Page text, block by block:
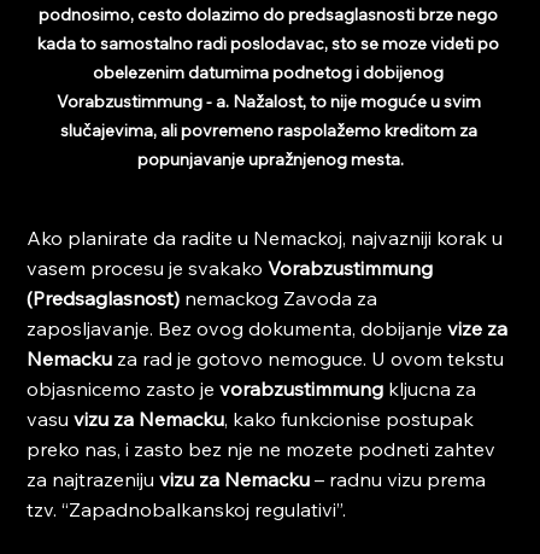
podnosimo, cesto dolazimo do predsaglasnosti brze nego
kada to samostalno radi poslodavac, sto se moze videti po
obelezenim datumima podnetog i dobijenog
Vorabzustimmung - a. Nažalost, to nije moguće u svim
slučajevima, ali povremeno raspolažemo kreditom za
popunjavanje upražnjenog mesta.
Ako planirate da radite u Nemackoj, najvazniji korak u
vasem procesu je svakako Vorabzustimmung
(Predsaglasnost) nemackog Zavoda za
zaposljavanje. Bez ovog dokumenta, dobijanje vize za
Nemacku za rad je gotovo nemoguce. U ovom tekstu
objasnicemo zasto je vorabzustimmung kljucna za
vasu vizu za Nemacku, kako funkcionise postupak
preko nas, i zasto bez nje ne mozete podneti zahtev
za najtrazeniju vizu za Nemacku – radnu vizu prema
tzv. “Zapadnobalkanskoj regulativi”.